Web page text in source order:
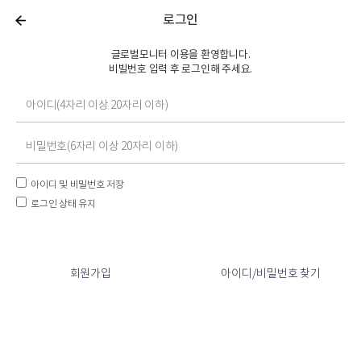
로그인
글로벌모니터 이용을 환영합니다.
비빌번호 입력 후 로그인해 주세요.
아이디 및 비밀번호 저장
로그인 상태 유지
회원가입 아이디/비밀번호 찾기